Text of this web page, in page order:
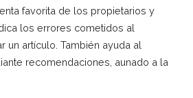
favorita de los propietarios y
los errores cometidos al
un artículo. También ayuda al
recomendaciones, aunado a la